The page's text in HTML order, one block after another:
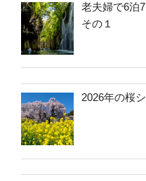
老夫婦で6泊
その１
2026年の桜